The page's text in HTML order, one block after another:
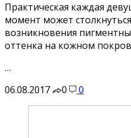
Практическая каждая
момент может
возникновения
оттенка на кожном
…
06.08.2017
0 0